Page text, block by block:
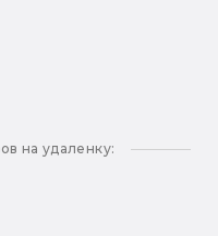
на удаленку: